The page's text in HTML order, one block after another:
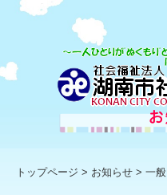
トップページ > お知らせ > 一般